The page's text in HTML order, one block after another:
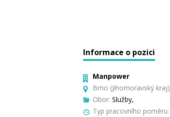
Informace o pozici
Manpower
Brno (Jihomoravský kraj)
Obor: Služby,
Typ pracovního poměru: